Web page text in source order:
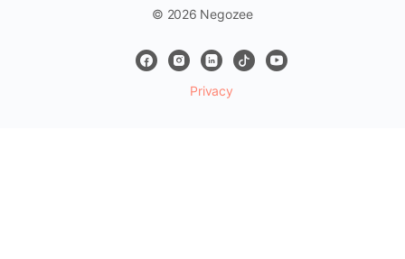
© 2026 Negozee
Privacy